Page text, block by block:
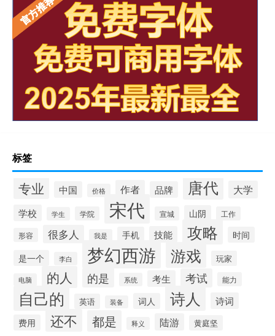
标签
专业 中国 价格 作者 品牌 唐代 大学
学校 学生 学院 宋代 宣城 山阴 工作
形容 很多人 我是 手机 技能 攻略
时间
是一个
李白 梦幻西游 游戏 玩家
电脑 的人 的是 系统 考生 考试 能力
自己的 英语 装备 词人 诗人 诗词
费用 还不 都是 释义 陆游 黄庭坚